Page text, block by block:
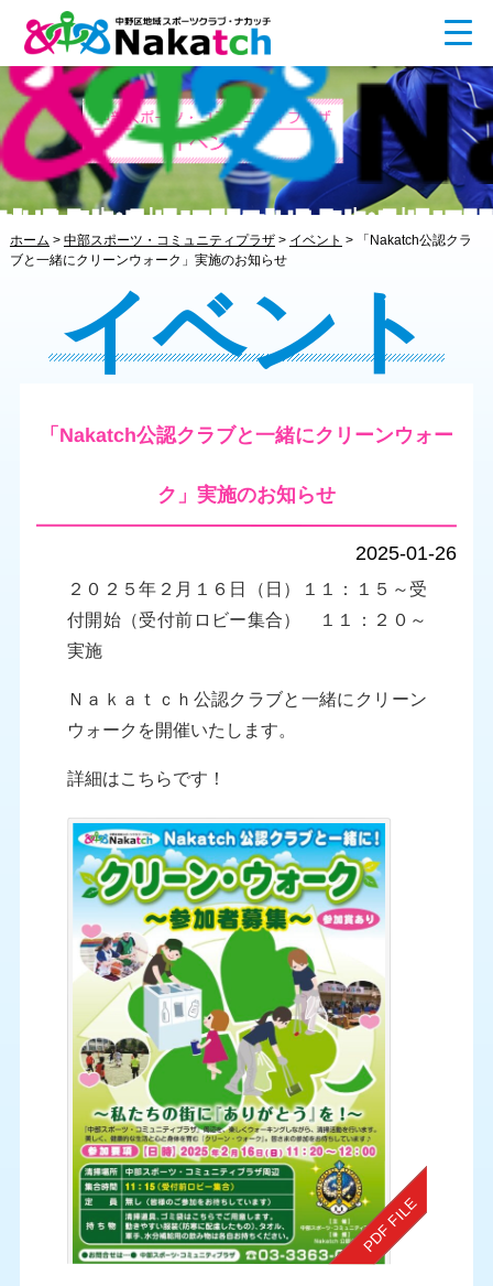
ホーム > 中部スポーツ・コミュニティプラザ> イベント >
「Nakatch公認クラ
ブと一緒にクリーンウォーク」実施のお知らせ
イベント
「Nakatch公認クラブと一緒にクリーンウォー
ク」実施のお知らせ
2025-01-26
２０２５年２月１６日（日）１１：１５～受
付開始（受付前ロビー集合） １１：２０～
実施
Ｎａｋａｔｃｈ公認クラブと一緒にクリーン
ウォークを開催いたします。
詳細はこちらです！